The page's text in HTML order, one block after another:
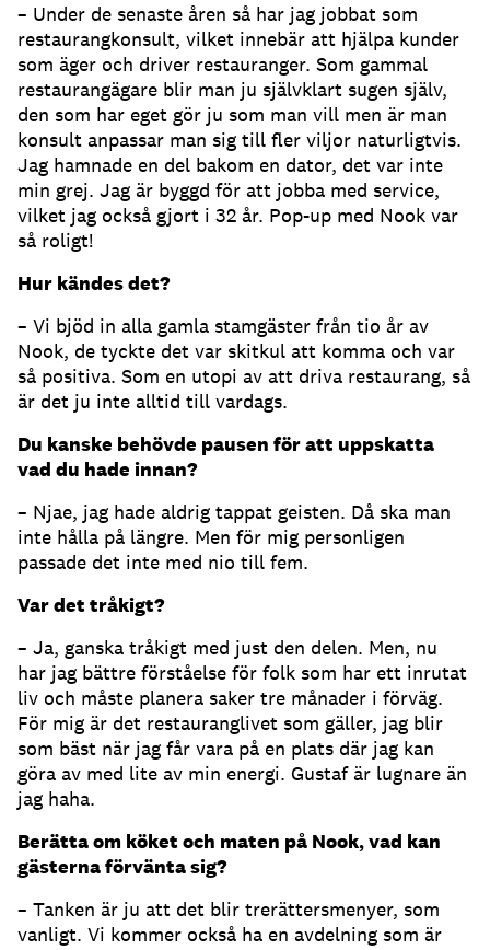
– Under de senaste åren så har jag jobbat som
restaurangkonsult, vilket innebär att hjälpa kunder
som äger och driver restauranger. Som gammal
restaurangägare blir man ju självklart sugen själv,
den som har eget gör ju som man vill men är man
konsult anpassar man sig till fler viljor naturligtvis.
Jag hamnade en del bakom en dator, det var inte
min grej. Jag är byggd för att jobba med service,
vilket jag också gjort i 32 år. Pop-up med Nook var
så roligt!
Hur kändes det?
– Vi bjöd in alla gamla stamgäster från tio år av
Nook, de tyckte det var skitkul att komma och var
så positiva. Som en utopi av att driva restaurang, så
är det ju inte alltid till vardags.
Du kanske behövde pausen för att uppskatta
vad du hade innan?
– Njae, jag hade aldrig tappat geisten. Då ska man
inte hålla på längre. Men för mig personligen
passade det inte med nio till fem.
Var det tråkigt?
– Ja, ganska tråkigt med just den delen. Men, nu
har jag bättre förståelse för folk som har ett inrutat
liv och måste planera saker tre månader i förväg.
För mig är det restauranglivet som gäller, jag blir
som bäst när jag får vara på en plats där jag kan
göra av med lite av min energi. Gustaf är lugnare än
jag haha.
Berätta om köket och maten på Nook, vad kan
gästerna förvänta sig?
– Tanken är ju att det blir trerättersmenyer, som
vanligt. Vi kommer också ha en avdelning som är